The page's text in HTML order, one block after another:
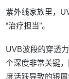
紫外线家族里，
“治疗担当”。
UVB波段的穿透
个深度非常关键
度活跃导致的银